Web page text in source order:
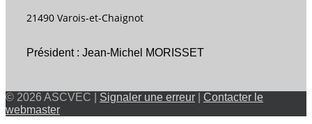
21490 Varois-et-Chaignot
Président : Jean-Michel MORISSET
© 2026 ASCVEC | Signaler une erreur
Contacter le
webmaster